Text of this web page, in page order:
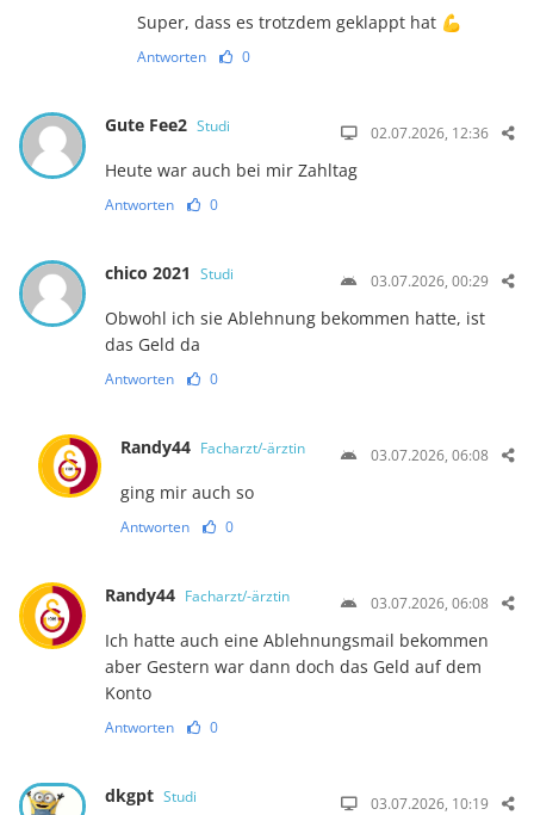
Super, dass es trotzdem geklappt hat 💪
Antworten 0
Gute Fee2 Studi 02.07.2026, 12:36
Heute war auch bei mir Zahltag
Antworten 0
chico 2021 Studi 03.07.2026, 00:29
Obwohl ich sie Ablehnung bekommen hatte, ist
das Geld da
Antworten 0
Randy44 Facharzt/-ärztin 03.07.2026, 06:08
ging mir auch so
Antworten 0
Randy44 Facharzt/-ärztin 03.07.2026, 06:08
Ich hatte auch eine Ablehnungsmail bekommen
aber Gestern war dann doch das Geld auf dem
Konto
Antworten 0
dkgpt Studi 03.07.2026, 10:19